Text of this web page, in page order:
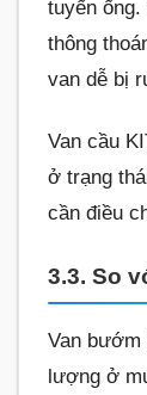
tuyến
thông
van dễ bị
Van cầu
ở trạng
cần điều
3.3. So
Van bướm
lượng ở